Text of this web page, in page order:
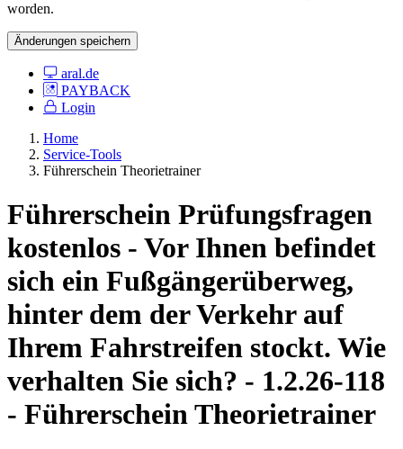
worden.
Änderungen speichern
aral.de
PAYBACK
Login
Home
Service-Tools
Führerschein Theorietrainer
Führerschein Prüfungsfragen
kostenlos - Vor Ihnen befindet
sich ein Fußgängerüberweg,
hinter dem der Verkehr auf
Ihrem Fahrstreifen stockt. Wie
verhalten Sie sich? - 1.2.26-118
- Führerschein Theorietrainer